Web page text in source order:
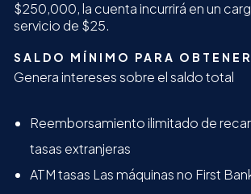
$250,000, la cuenta incurrirá en un
servicio de $25.
SALDO MÍNIMO PARA
Genera intereses sobre el saldo total
Reemborsamiento ilimitado de
tasas extranjeras
ATM tasas Las máquinas no First